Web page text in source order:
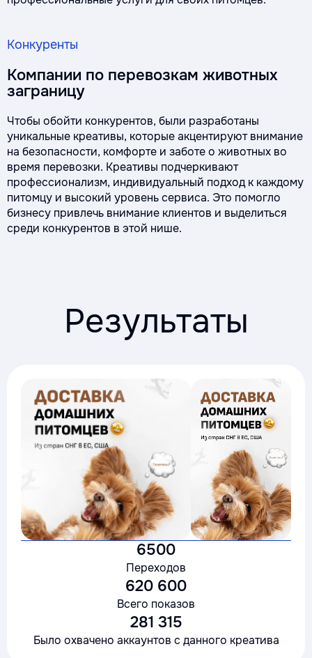
Конкуренты
Компании по перевозкам животных
заграницу
Чтобы обойти конкурентов, были разработаны
уникальные креативы, которые акцентируют внимание
на безопасности, комфорте и заботе о животных во
время перевозки. Креативы подчеркивают
профессионализм, индивидуальный подход к каждому
питомцу и высокий уровень сервиса. Это помогло
бизнесу привлечь внимание клиентов и выделиться
среди конкурентов в этой нише.
Результаты
6500
Переходов
620 600
Всего показов
281 315
Было охвачено аккаунтов с данного креатива